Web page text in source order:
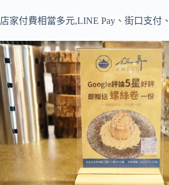
店家付費相當多元,LINE Pay、街口支付